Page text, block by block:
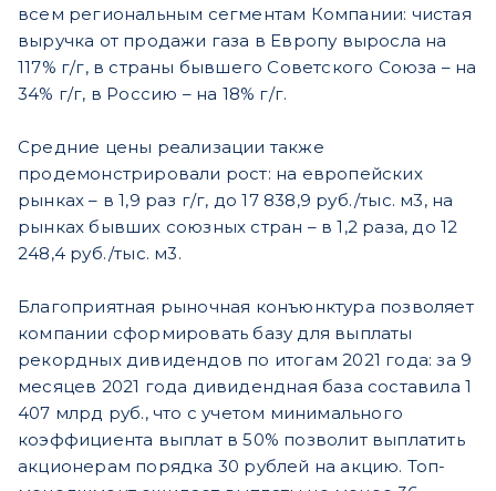
всем региональным сегментам Компании: чистая
выручка от продажи газа в Европу выросла на
117% г/г, в страны бывшего Советского Союза – на
34% г/г, в Россию – на 18% г/г.
Средние цены реализации также
продемонстрировали рост: на европейских
рынках – в 1,9 раз г/г, до 17 838,9 руб./тыс. м3, на
рынках бывших союзных стран – в 1,2 раза, до 12
248,4 руб./тыс. м3.
Благоприятная рыночная конъюнктура позволяет
компании сформировать базу для выплаты
рекордных дивидендов по итогам 2021 года: за 9
месяцев 2021 года дивидендная база составила 1
407 млрд руб., что с учетом минимального
коэффициента выплат в 50% позволит выплатить
акционерам порядка 30 рублей на акцию. Топ-